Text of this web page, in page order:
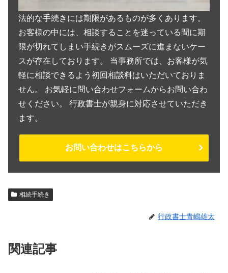
法的な手続きには期限があるものが多くあります。
お客様の中には、相談することを迷っている間に期
限が切れてしまい手続きがスムーズに進まないケー
スが存在しております。 当事務所では、お客様が気
軽に相談できるよう初回相談料はいただいておりま
せん。 お気軽に問い合わせフォームからお問い合わ
せください。 行政書士が親身に対応させていただき
ます。
お問い合わせはこちらから
相続手続き
行政書士青嶋雄太
関連記事